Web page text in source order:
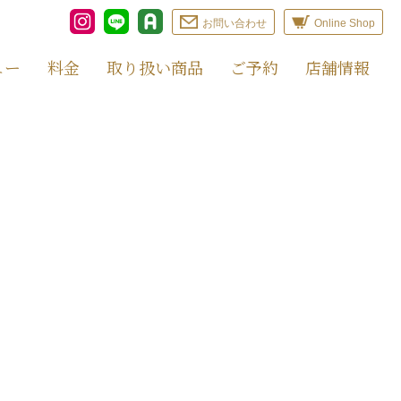
お問い合わせ Online Shop
料金 取り扱い商品 ご予約 店舗情報